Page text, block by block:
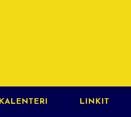
KALENTERI LINKIT